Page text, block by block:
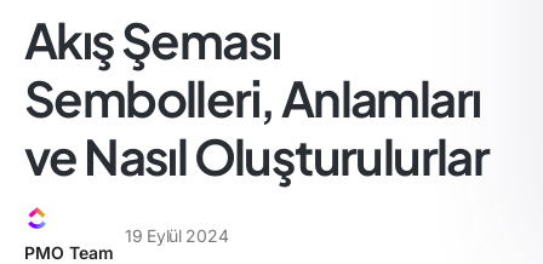
Akış Şeması
Sembolleri, Anlamları
ve Nasıl Oluşturulurlar
PMO Team
19 Eylül 2024